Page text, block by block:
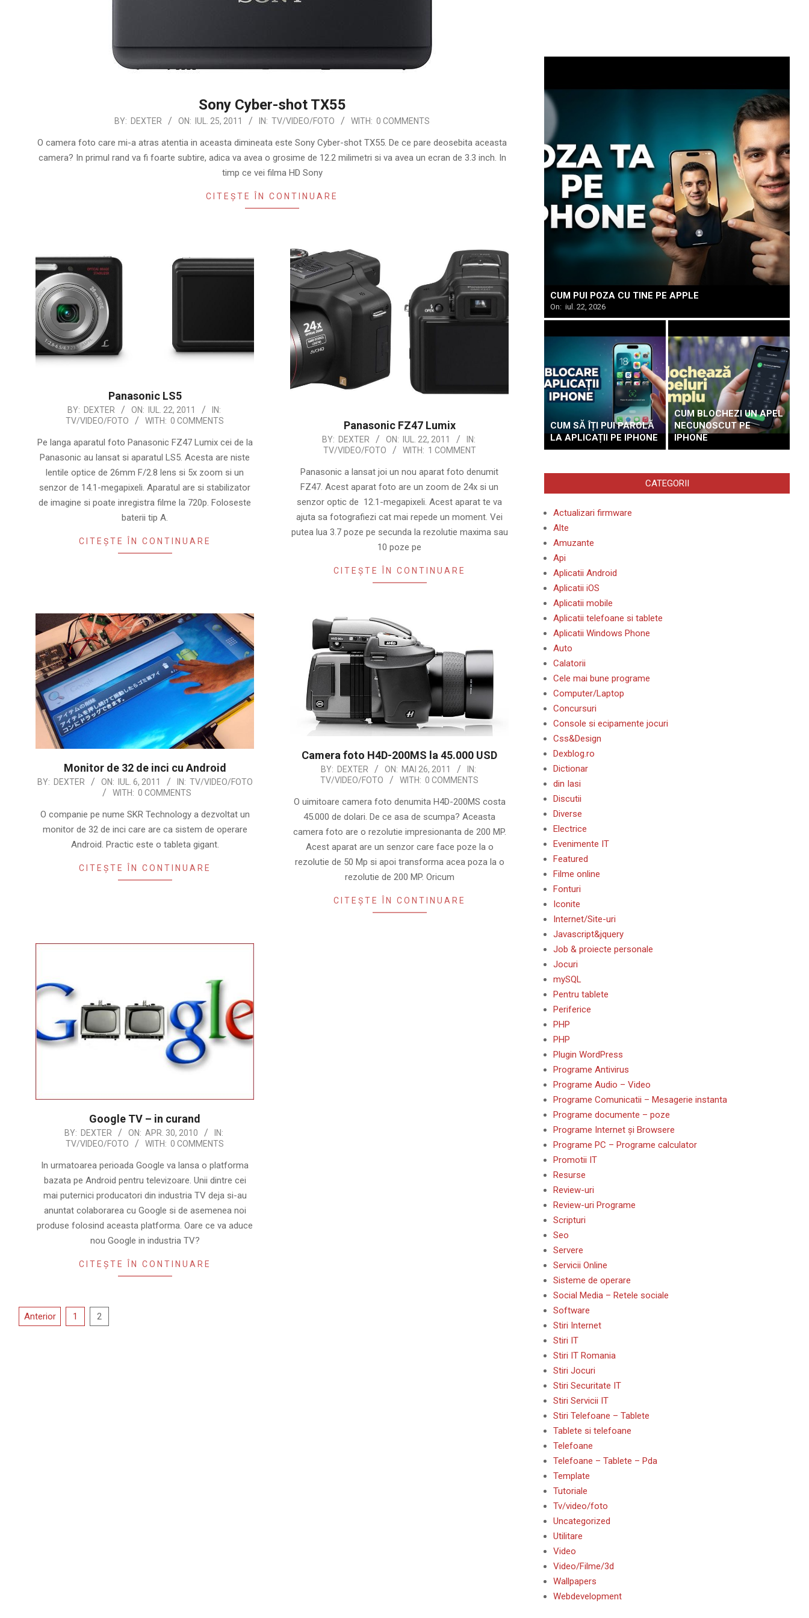
Sony Cyber-shot TX55
BY: DEXTER ON: IUL. 25, 2011 IN: TV/VIDEO/FOTO WITH: 0 COMMENTS
O camera foto care mi-a atras atentia in aceasta dimineata este Sony Cyber-shot TX55. De ce pare deosebita aceasta
camera? In primul rand va fi foarte subtire, adica va avea o grosime de 12.2 milimetri si va avea un ecran de 3.3 inch. In
timp ce vei filma HD Sony
CITEȘTE ÎN CONTINUARE
Panasonic LS5
22
BY: DEXTER ON: IUL. 22, 2011
IN:
TV/VIDEO/FOTO
WITH: 0 COMMENTS
Pe langa aparatul foto Panasonic FZ47 Lumix cei de la
Panasonic au lansat si aparatul LS5. Acesta are niste
lentile optice de 26mm F/2.8 lens si 5x zoom si un
senzor de 14.1-megapixeli. Aparatul are si stabilizator
de imagine si poate inregistra filme la 720p. Foloseste
baterii tip A.
CITEȘTE ÎN CONTINUARE
Panasonic FZ47 Lumix
BY: DEXTER ON: IUL. 22, 2011
IN:
TV/VIDEO/FOTO
WITH: 1 COMMENT
Panasonic a lansat joi un nou aparat foto denumit
FZ47. Acest aparat foto are un zoom de 24x si un
senzor optic de 12.1-megapixeli. Acest aparat te va
ajuta sa fotografiezi cat mai repede un moment. Vei
putea lua 3.7 poze pe secunda la rezolutie maxima sau
10 poze pe
CITEȘTE ÎN CONTINUARE
Monitor de 32 de inci cu Android
2011-
06
BY: DEXTER ON: IUL. 6, 2011 IN: TV/VIDEO/FOTO
WITH: 0 COMMENTS
O companie pe nume SKR Technology a dezvoltat un
monitor de 32 de inci care are ca sistem de operare
Android. Practic este o tableta gigant.
CITEȘTE ÎN CONTINUARE
Camera foto H4D-200MS la 45.000 USD
26
BY: DEXTER ON: MAI 26, 2011
IN:
TV/VIDEO/FOTO
WITH: 0 COMMENTS
O uimitoare camera foto denumita H4D-200MS costa
45.000 de dolari. De ce asa de scumpa? Aceasta
camera foto are o rezolutie impresionanta de 200 MP.
Acest aparat are un senzor care face poze la o
rezolutie de 50 Mp si apoi transforma acea poza la o
rezolutie de 200 MP. Oricum
CITEȘTE ÎN CONTINUARE
Google TV – in curand
30
BY: DEXTER ON: APR. 30, 2010
IN:
TV/VIDEO/FOTO
WITH: 0 COMMENTS
In urmatoarea perioada Google va lansa o platforma
bazata pe Android pentru televizoare. Unii dintre cei
mai puternici producatori din industria TV deja si-au
anuntat colaborarea cu Google si de asemenea noi
produse folosind aceasta platforma. Oare ce va aduce
nou Google in industria TV?
CITEȘTE ÎN CONTINUARE
Paginație
Anterior 1 2
CUM PUI POZA CU TINE PE APPLE
On: iul. 22, 2026
CUM SĂ ÎȚI PUI PAROLĂ
LA APLICAȚII PE IPHONE
CUM BLOCHEZI UN APEL
NECUNOSCUT PE
IPHONE
CATEGORII
Actualizari firmware
Alte
Amuzante
Api
Aplicatii Android
Aplicatii iOS
Aplicatii mobile
Aplicatii telefoane si tablete
Aplicatii Windows Phone
Auto
Calatorii
Cele mai bune programe
Computer/Laptop
Concursuri
Console si ecipamente jocuri
Css&Design
Dexblog.ro
Dictionar
din Iasi
Discutii
Diverse
Electrice
Evenimente IT
Featured
Filme online
Fonturi
Iconite
Internet/Site-uri
Javascript&jquery
Job & proiecte personale
Jocuri
mySQL
Pentru tablete
Periferice
PHP
PHP
Plugin WordPress
Programe Antivirus
Programe Audio – Video
Programe Comunicatii – Mesagerie instanta
Programe documente – poze
Programe Internet și Browsere
Programe PC – Programe calculator
Promotii IT
Resurse
Review-uri
Review-uri Programe
Scripturi
Seo
Servere
Servicii Online
Sisteme de operare
Social Media – Retele sociale
Software
Stiri Internet
Stiri IT
Stiri IT Romania
Stiri Jocuri
Stiri Securitate IT
Stiri Servicii IT
Stiri Telefoane – Tablete
Tablete si telefoane
Telefoane
Telefoane – Tablete – Pda
Template
Tutoriale
Tv/video/foto
Uncategorized
Utilitare
Video
Video/Filme/3d
Wallpapers
Webdevelopment